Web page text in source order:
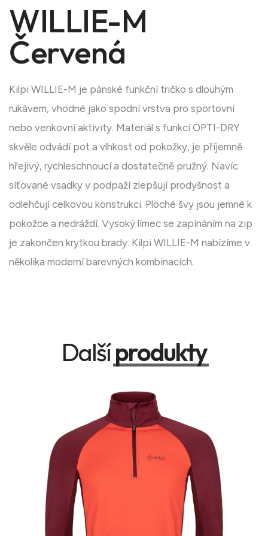
WILLIE-M
Červená
Kilpi WILLIE-M je pánské funkční tričko s dlouhým
rukávem, vhodné jako spodní vrstva pro sportovní
nebo venkovní aktivity. Materiál s funkcí OPTI-DRY
skvěle odvádí pot a vlhkost od pokožky, je příjemně
hřejivý, rychleschnoucí a dostatečně pružný. Navíc
síťované vsadky v podpaží zlepšují prodyšnost a
odlehčují celkovou konstrukci. Ploché švy jsou jemné k
pokožce a nedráždí. Vysoký límec se zapínáním na zip
je zakončen krytkou brady. Kilpi WILLIE-M nabízíme v
několika moderní barevných kombinacích.
Dalšíprodukty